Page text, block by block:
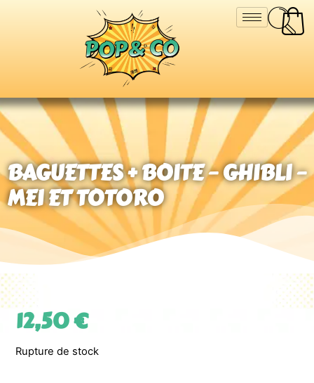
BAGUETTES + BOITE – GHIBLI –
MEI ET TOTORO
12,50€
Rupture de stock